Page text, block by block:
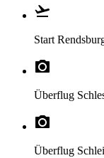
Start
Überflug
Überflug Schlei